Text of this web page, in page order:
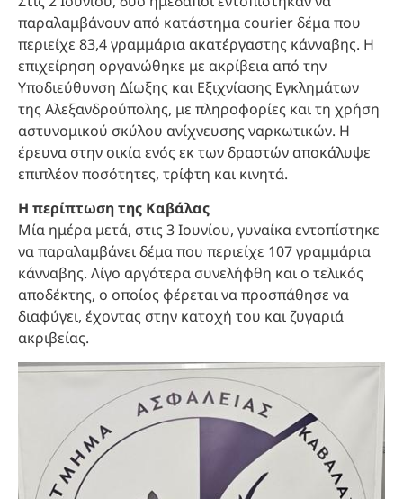
παραλαμβάνουν από κατάστημα courier δέμα που
περιείχε 83,4 γραμμάρια ακατέργαστης κάνναβης. Η
επιχείρηση οργανώθηκε με ακρίβεια από την
Υποδιεύθυνση Δίωξης και Εξιχνίασης Εγκλημάτων
της Αλεξανδρούπολης, με πληροφορίες και τη χρήση
αστυνομικού σκύλου ανίχνευσης ναρκωτικών. Η
έρευνα στην οικία ενός εκ των δραστών αποκάλυψε
επιπλέον ποσότητες, τρίφτη και κινητά.
Η περίπτωση της Καβάλας
Μία ημέρα μετά, στις 3 Ιουνίου, γυναίκα εντοπίστηκε
να παραλαμβάνει δέμα που περιείχε 107 γραμμάρια
κάνναβης. Λίγο αργότερα συνελήφθη και ο τελικός
αποδέκτης, ο οποίος φέρεται να προσπάθησε να
διαφύγει, έχοντας στην κατοχή του και ζυγαριά
ακριβείας.